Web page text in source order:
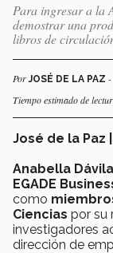
Para ingresar a la
demostrar una
libros de
PorJOSÉ DE LA PAZ -
Tiempo estimado de
José de la Paz
Anabella
EGADE
como
Ciencias por su
investigadores
dirección de